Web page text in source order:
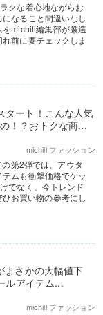
クな着心地ながらお
なること間違いなし
michill編集部が厳選
前に要チェックしま
タート！こんな人気
！？おトクな商...
michill ファッション
第2弾では、アウタ
ムも衝撃価格でゲッ
でなく、今トレンド
お買い物の参考にし
まさかの大幅値下
ルアイテム...
michill ファッション